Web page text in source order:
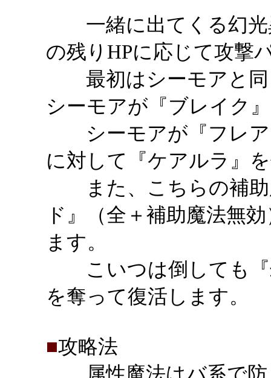
一緒に出てくる幻光
の残りHPに応じて攻撃
最初はシーモアと同
シーモアが『ブレイク
シーモアが『フレア
に対して『ケアルラ』
また、こちらの補助
ド』（全＋補助魔法無
ます。
こいつは倒しても『
を奪って復活します。
■攻略法
属性魔法はバ系で防